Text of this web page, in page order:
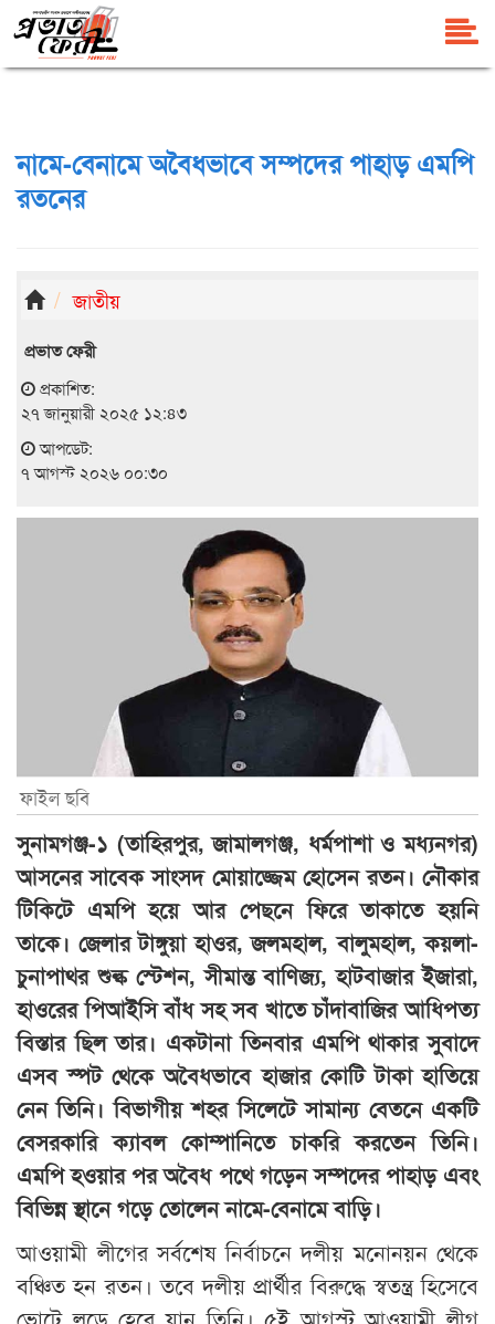
নামে-বেনামে অবৈধভাবে সম্পদের পাহাড় এমপি
রতনের
জাতীয়
প্রভাত ফেরী
প্রকাশিত:
২৭ জানুয়ারী ২০২৫ ১২:৪৩
আপডেট:
৭ আগস্ট ২০২৬ ০০:৩০
ফাইল ছবি
সুনামগঞ্জ-১ (তাহিরপুর, জামালগঞ্জ, ধর্মপাশা ও মধ্যনগর)
আসনের সাবেক সাংসদ মোয়াজ্জেম হোসেন রতন। নৌকার
টিকিটে এমপি হয়ে আর পেছনে ফিরে তাকাতে হয়নি
তাকে। জেলার টাঙ্গুয়া হাওর, জলমহাল, বালুমহাল, কয়লা-
চুনাপাথর শুল্ক স্টেশন, সীমান্ত বাণিজ্য, হাটবাজার ইজারা,
হাওরের পিআইসি বাঁধ সহ সব খাতে চাঁদাবাজির আধিপত্য
বিস্তার ছিল তার। একটানা তিনবার এমপি থাকার সুবাদে
এসব স্পট থেকে অবৈধভাবে হাজার কোটি টাকা হাতিয়ে
নেন তিনি। বিভাগীয় শহর সিলেটে সামান্য বেতনে একটি
বেসরকারি ক্যাবল কোম্পানিতে চাকরি করতেন তিনি।
এমপি হওয়ার পর অবৈধ পথে গড়েন সম্পদের পাহাড় এবং
বিভিন্ন স্থানে গড়ে তোলেন নামে-বেনামে বাড়ি।
আওয়ামী লীগের সর্বশেষ নির্বাচনে দলীয় মনোনয়ন থেকে
বঞ্চিত হন রতন। তবে দলীয় প্রার্থীর বিরুদ্ধে স্বতন্ত্র হিসেবে